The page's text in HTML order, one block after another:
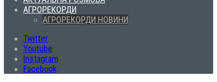
АГРОРЕКОРДИ
АГРОРЕКОРДИ НОВИНИ
Twitter
Youtube
Instagram
Facebook